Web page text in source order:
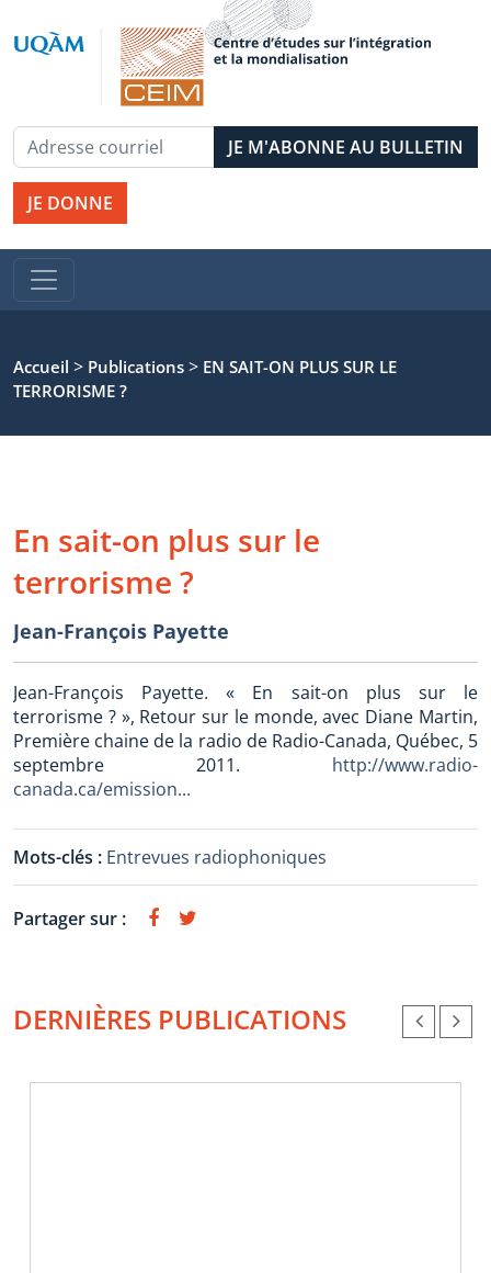
JE DONNE
Accueil > Publications > EN SAIT-ON PLUS SUR LE
TERRORISME ?
En sait-on plus sur le
terrorisme ?
Jean-François Payette
Jean-François Payette. « En sait-on plus sur le
terrorisme ? », Retour sur le monde, avec Diane Martin,
Première chaine de la radio de Radio-Canada, Québec, 5
septembre 2011. http://www.radio-
canada.ca/emission...
Mots-clés : Entrevues radiophoniques
Partager sur :
DERNIÈRES PUBLICATIONS